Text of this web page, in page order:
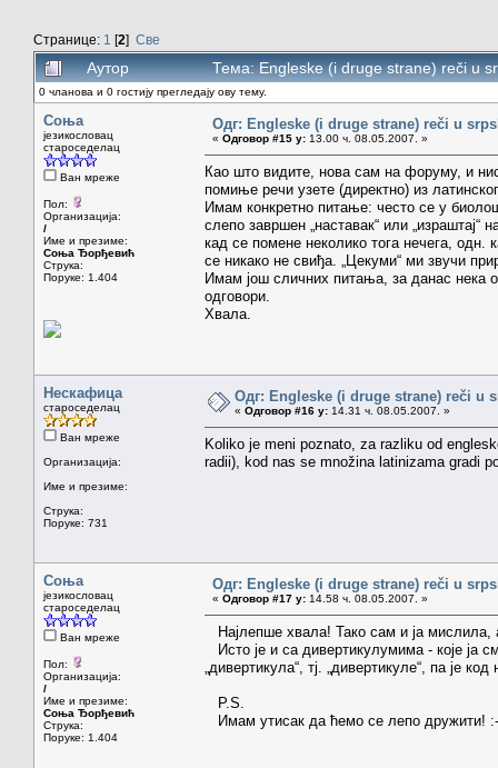
Странице: 1 [2] Све
Аутор Тема: Engleske (i druge strane) reči u
0 чланова и 0 гостију прегледају ову тему.
Соња
језикословац
староседелац
Ван мреже
Пол:
Организација:
/
Име и презиме:
Соња Ђорђевић
Струка:
Поруке: 1.404
Одг: Engleske (i druge strane) reči u
« Одговор #15 у: 13.00 ч. 08.05.2007. »
Као што видите, нова сам на форуму, и
помиње речи узете (директно) из
Имам конкретно питање: често се у
слепо завршен „наставак“ или
кад се помене неколико тога нечега, одн.
се никако не свиђа. „Цекуми“ ми звучи
Имам још сличних питања, за данас нека
одговори.
Хвала.
Нескафица
староседелац
Ван мреже
Организација:
Име и презиме:
Струка:
Поруке: 731
Одг: Engleske (i druge strane) reči u
« Одговор #16 у: 14.31 ч. 08.05.2007. »
Koliko je meni poznato, za razliku od
radii), kod nas se množina latinizama gradi
Соња
језикословац
староседелац
Ван мреже
Пол:
Организација:
/
Име и презиме:
Соња Ђорђевић
Струка:
Поруке: 1.404
Одг: Engleske (i druge strane) reči u
« Одговор #17 у: 14.58 ч. 08.05.2007. »
Најлепше хвала! Тако сам и ја мислила,
Исто је и са дивертикулумима - које ја
„дивертикула“, тј. „дивертикуле“, па је
Р.S.
Имам утисак да ћемо се лепо дружити!